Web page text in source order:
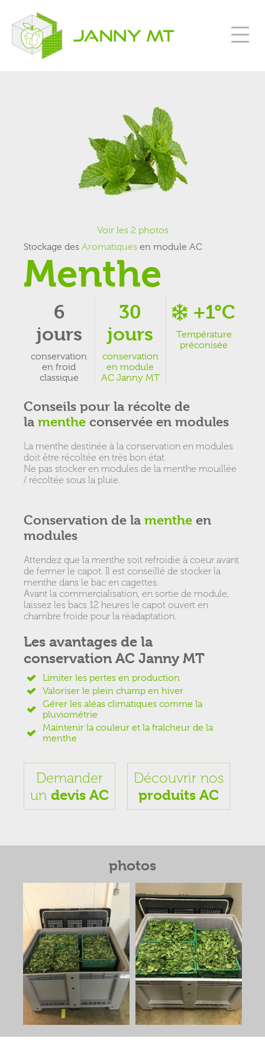
Voir les 2 photos
Stockage des Aromatiques en module AC
Menthe
6
jours
conservation
en froid
classique
30
jours
conservation
en module
AC Janny MT
+1°C
Température
préconisée
Conseils pour la récolte de
la menthe conservée en modules
La menthe destinée à la conservation en modules
doit être récoltée en très bon état.
Ne pas stocker en modules de la menthe mouillée
/ récoltée sous la pluie.
Conservation de la menthe en
modules
Attendez que la menthe soit refroidie à coeur avant
de fermer le capot. Il est conseillé de stocker la
menthe dans le bac en cagettes.
Avant la commercialisation, en sortie de module,
laissez les bacs 12 heures le capot ouvert en
chambre froide pour la réadaptation.
Les avantages de la
conservation AC Janny MT
Limiter les pertes en production
Valoriser le plein champ en hiver
Gérer les aléas climatiques comme la
pluviométrie
Maintenir la couleur et la fraîcheur de la
menthe
Demander
un devis AC
Découvrir nos
produits AC
photos